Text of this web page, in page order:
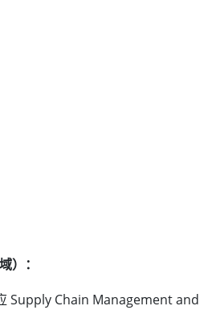
）：
Supply Chain Management and